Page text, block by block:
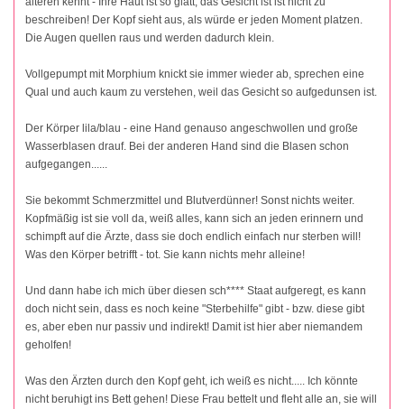
beschreiben! Der Kopf sieht aus, als würde er jeden Moment platzen.
Die Augen quellen raus und werden dadurch klein.
Vollgepumpt mit Morphium knickt sie immer wieder ab, sprechen eine
Qual und auch kaum zu verstehen, weil das Gesicht so aufgedunsen ist.
Der Körper lila/blau - eine Hand genauso angeschwollen und große
Wasserblasen drauf. Bei der anderen Hand sind die Blasen schon
aufgegangen......
Sie bekommt Schmerzmittel und Blutverdünner! Sonst nichts weiter.
Kopfmäßig ist sie voll da, weiß alles, kann sich an jeden erinnern und
schimpft auf die Ärzte, dass sie doch endlich einfach nur sterben will!
Was den Körper betrifft - tot. Sie kann nichts mehr alleine!
Und dann habe ich mich über diesen sch**** Staat aufgeregt, es kann
doch nicht sein, dass es noch keine "Sterbehilfe" gibt - bzw. diese gibt
es, aber eben nur passiv und indirekt! Damit ist hier aber niemandem
geholfen!
Was den Ärzten durch den Kopf geht, ich weiß es nicht..... Ich könnte
nicht beruhigt ins Bett gehen! Diese Frau bettelt und fleht alle an, sie will